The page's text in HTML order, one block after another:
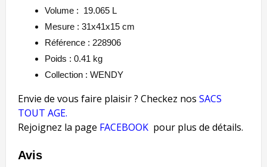
Volume : 19.065 L
Mesure : 31x41x15 cm
Référence : 228906
Poids : 0.41 kg
Collection : WENDY
Envie de vous faire plaisir ? Checkez nos SACS
TOUT AGE.
Rejoignez la page FACEBOOK pour plus de détails.
Avis